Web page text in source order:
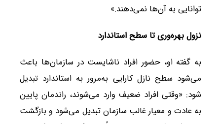
توانایی به آن‌ها نمی‌دهند.»
نزول بهره‌وری تا سطح استاندارد
به گفته او، حضور افراد ناشایست در سازمان‌ها باعث
می‌شود سطح نازل کارایی به‌مرور به استاندارد تبدیل
شود: «وقتی افراد ضعیف وارد می‌شوند، راندمان پایین
به عادت و معیار غالب سازمان تبدیل می‌شود و بازگشت